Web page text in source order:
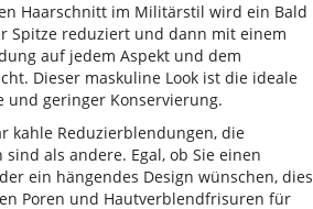
Haarschnitt im Militärstil wird ein Bald
Spitze reduziert und dann mit einem
auf jedem Aspekt und dem
Dieser maskuline Look ist die ideale
und geringer Konservierung.
kahle Reduzierblendungen, die
als andere. Egal, ob Sie einen
ein hängendes Design wünschen, dies
Poren und Hautverblendfrisuren für